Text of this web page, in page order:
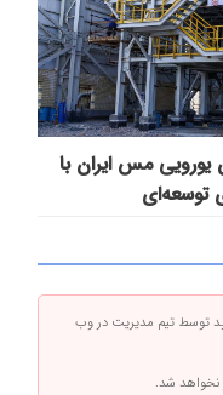
میلیون یورویی مس ایران با
توسعه‌ای
توسط تیم مدیریت در وب
نخواهد شد.